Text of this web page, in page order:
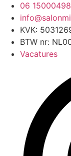
06
KVK:
BTW nr:
Vacatures